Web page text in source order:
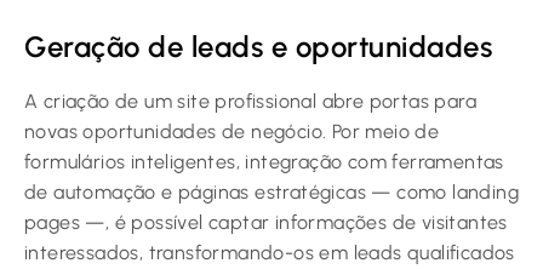
Geração de leads e oportunidades
A criação de um site profissional abre portas para
novas oportunidades de negócio. Por meio de
formulários inteligentes, integração com ferramentas
de automação e páginas estratégicas — como landing
pages —, é possível captar informações de visitantes
interessados, transformando-os em leads qualificados